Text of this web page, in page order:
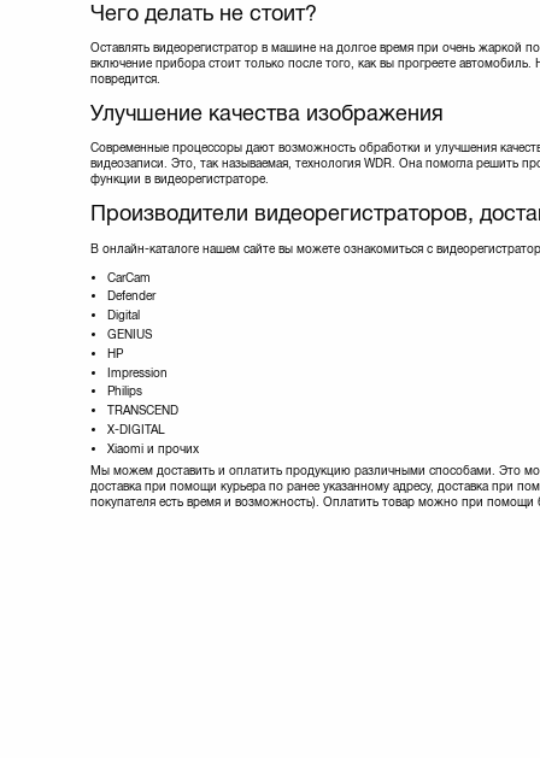
Чего делать не стоит?
Оставлять видеорегистратор в машине на долгое время при очень жаркой
включение прибора стоит только после того, как вы прогреете
повредится.
Улучшение качества изображения
Современные процессоры дают возможность обработки и улучшения
видеозаписи. Это, так называемая, технология WDR. Она помогла решить
функции в видеорегистраторе.
Производители видеорегистраторов,
В онлайн-каталоге нашем сайте вы можете ознакомиться с
CarCam
Defender
Digital
GENIUS
HP
Impression
Philips
TRANSCEND
X-DIGITAL
Xiaomi и прочих
Мы можем доставить и оплатить продукцию различными способами. Это
доставка при помощи курьера по ранее указанному адресу, доставка при
покупателя есть время и возможность). Оплатить товар можно при